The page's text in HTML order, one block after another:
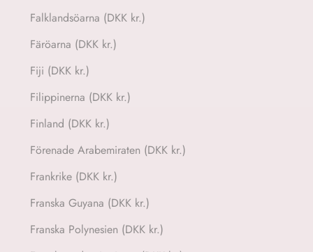
Falklandsöarna (DKK kr.)
Färöarna (DKK kr.)
Fiji (DKK kr.)
Filippinerna (DKK kr.)
Finland (DKK kr.)
Förenade Arabemiraten (DKK kr.)
Frankrike (DKK kr.)
Franska Guyana (DKK kr.)
Franska Polynesien (DKK kr.)